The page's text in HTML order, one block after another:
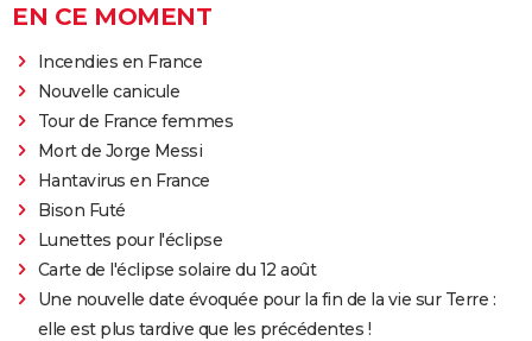
EN CE MOMENT
Incendies en France
Nouvelle canicule
Tour de France femmes
Mort de Jorge Messi
Hantavirus en France
Bison Futé
Lunettes pour l'éclipse
Carte de l'éclipse solaire du 12 août
Une nouvelle date évoquée pour la fin de la vie sur Terre :
elle est plus tardive que les précédentes !